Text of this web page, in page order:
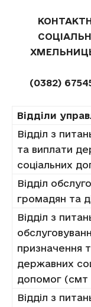
(0382)
Відділи
Відділ з
та виплати
соціальних
Відділ
громадян та
Відділ з
призначення
державних
допомог (смт
Відділ з